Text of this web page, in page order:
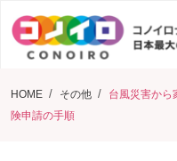
HOME その他
台風災害から
険申請の手順